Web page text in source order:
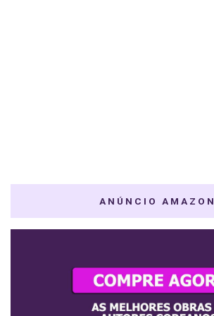
ANÚNCIO AMAZON